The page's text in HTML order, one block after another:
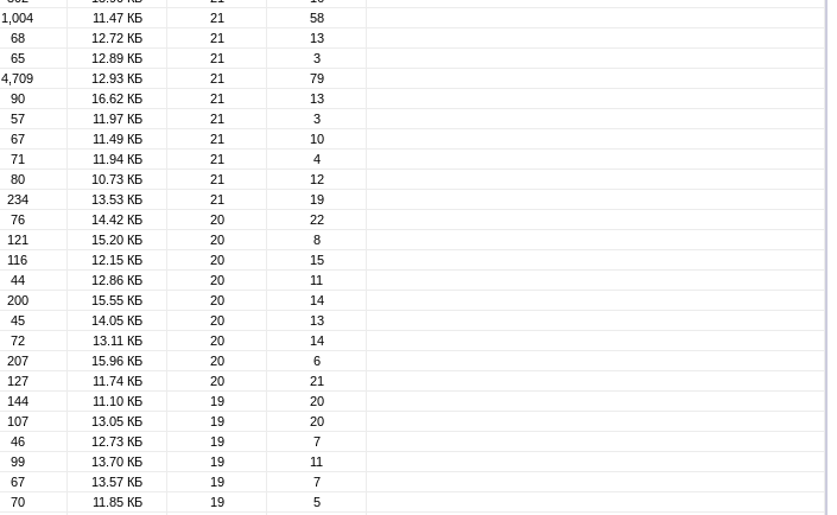
1,004 11.47 КБ 21
58
68 12.72 КБ 21
13
65 12.89 КБ 21
3
4,709 12.93 КБ 21
79
90 16.62 КБ 21
13
57 11.97 КБ 21
3
67 11.49 КБ 21
10
71 11.94 КБ 21
4
80 10.73 КБ 21
12
234 13.53 КБ 21
19
76 14.42 КБ 20
22
121 15.20 КБ 20
8
116 12.15 КБ 20
15
44 12.86 КБ 20
11
200 15.55 КБ 20
14
45 14.05 КБ 20
13
72 13.11 КБ 20
14
207 15.96 КБ 20
6
127 11.74 КБ 20
21
144 11.10 КБ 19
20
107 13.05 КБ 19
20
46 12.73 КБ 19
7
99 13.70 КБ 19
11
67 13.57 КБ 19
7
70 11.85 КБ 19 5